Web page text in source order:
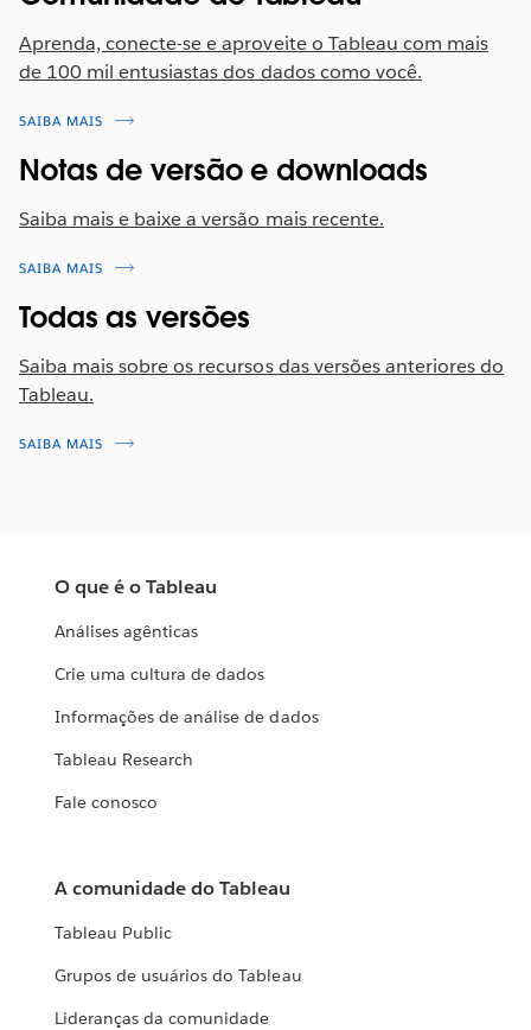
Aprenda, conecte-se e aproveite o Tableau com mais
de 100 mil entusiastas dos dados como você.
SAIBA MAIS
Notas de versão e downloads
Saiba mais e baixe a versão mais recente.
SAIBA MAIS
Todas as versões
Saiba mais sobre os recursos das versões anteriores do
Tableau.
SAIBA MAIS
O que é o Tableau
Análises agênticas
Crie uma cultura de dados
Informações de análise de dados
Tableau Research
Fale conosco
A comunidade do Tableau
Tableau Public
Grupos de usuários do Tableau
Lideranças da comunidade